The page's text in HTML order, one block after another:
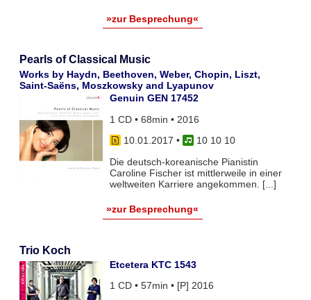
»zur Besprechung«
Pearls of Classical Music
Works by Haydn, Beethoven, Weber, Chopin, Liszt,
Saint-Saëns, Moszkowsky and Lyapunov
Genuin GEN 17452
1 CD • 68min • 2016
10.01.2017 •
10 10 10
Die deutsch-koreanische Pianistin
Caroline Fischer ist mittlerweile in einer
weltweiten Karriere angekommen. [...]
»zur Besprechung«
Trio Koch
Etcetera KTC 1543
1 CD • 57min • [P] 2016